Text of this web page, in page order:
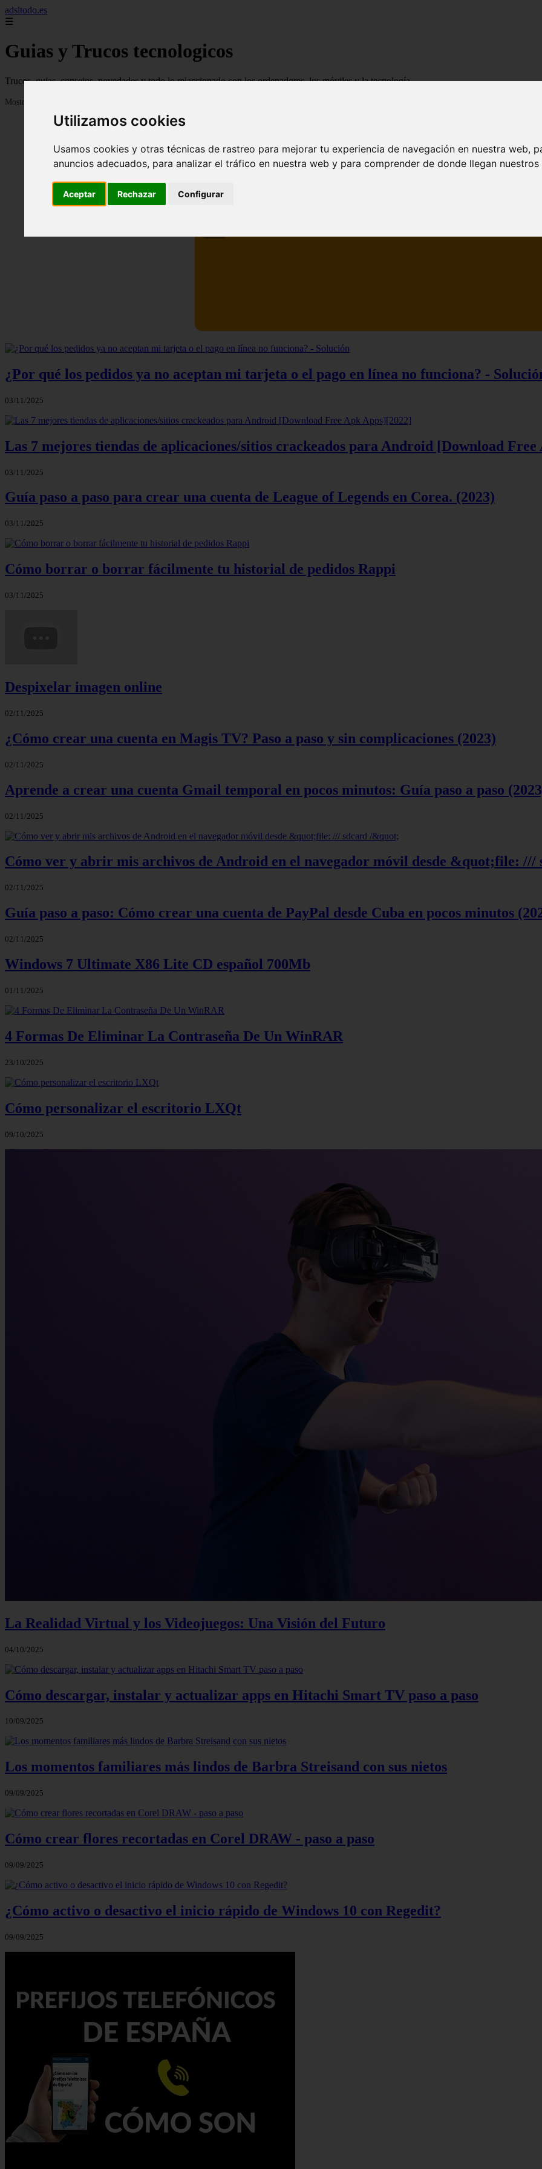
Utilizamos cookies
Usamos cookies y otras técnicas de rastreo para mejorar tu experiencia de navegación en nuestra web,
anuncios adecuados, para analizar el tráfico en nuestra web y para comprender de donde llegan
Aceptar Rechazar Configurar
adsltodo.es
☰
Guias y Trucos tecnologicos
Trucos, guias, consejos, novedades y todo lo relaccionado con los ordenadores, los móviles y la tecnología
Mostrando 1 - 24 de 148 artículos
¿Por qué los pedidos ya no aceptan mi tarjeta o el pago en línea no funciona? -
03/11/2025
Las 7 mejores tiendas de aplicaciones/sitios crackeados para Android [Download
03/11/2025
Guía paso a paso para crear una cuenta de League of Legends en Corea. (2023)
03/11/2025
Cómo borrar o borrar fácilmente tu historial de pedidos Rappi
03/11/2025
Despixelar imagen online
02/11/2025
¿Cómo crear una cuenta en Magis TV? Paso a paso y sin complicaciones (2023)
02/11/2025
Aprende a crear una cuenta Gmail temporal en pocos minutos: Guía paso a paso
02/11/2025
Cómo ver y abrir mis archivos de Android en el navegador móvil desde &quot;file:
02/11/2025
Guía paso a paso: Cómo crear una cuenta de PayPal desde Cuba en pocos minutos
02/11/2025
Windows 7 Ultimate X86 Lite CD español 700Mb
01/11/2025
4 Formas De Eliminar La Contraseña De Un WinRAR
23/10/2025
Cómo personalizar el escritorio LXQt
09/10/2025
La Realidad Virtual y los Videojuegos: Una Visión del Futuro
04/10/2025
Cómo descargar, instalar y actualizar apps en Hitachi Smart TV paso a paso
10/09/2025
Los momentos familiares más lindos de Barbra Streisand con sus nietos
09/09/2025
Cómo crear flores recortadas en Corel DRAW - paso a paso
09/09/2025
¿Cómo activo o desactivo el inicio rápido de Windows 10 con Regedit?
09/09/2025